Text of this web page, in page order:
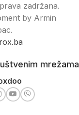
zadržana.
by Armin
mrežama